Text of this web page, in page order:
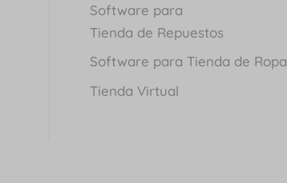
Software para
Tienda de Repuestos
Software para Tienda de Ropa
Tienda Virtual